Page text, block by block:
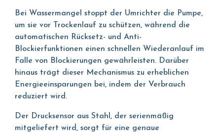
Bei Wassermangel stoppt der Umrichter die Pumpe,
um sie vor Trockenlauf zu schützen, während die
automatischen Rücksetz- und Anti-
Blockierfunktionen einen schnellen Wiederanlauf im
Falle von Blockierungen gewährleisten. Darüber
hinaus trägt dieser Mechanismus zu erheblichen
Energieeinsparungen bei, indem der Verbrauch
reduziert wird.
Der Drucksensor aus Stahl, der serienmäßig
mitgeliefert wird, sorgt für eine genaue